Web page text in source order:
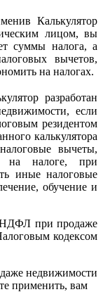
Калькулятор
лицом, вы
суммы налога, а
вычетов,
на налогах.
разработан
если
резидентом
калькулятора
вычеты,
на налоге, при
иные налоговые
обучение и
НДФЛ при продаже
кодексом
недвижимости
применить, вам